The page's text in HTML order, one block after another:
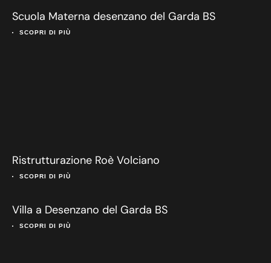
Scuola Materna desenzano del Garda BS
SCOPRI DI PIÙ
Ristrutturazione Roè Volciano
SCOPRI DI PIÙ
Villa a Desenzano del Garda BS
SCOPRI DI PIÙ